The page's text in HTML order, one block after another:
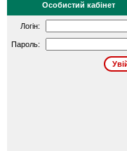
Особистий кабінет
Логін:
Пароль: